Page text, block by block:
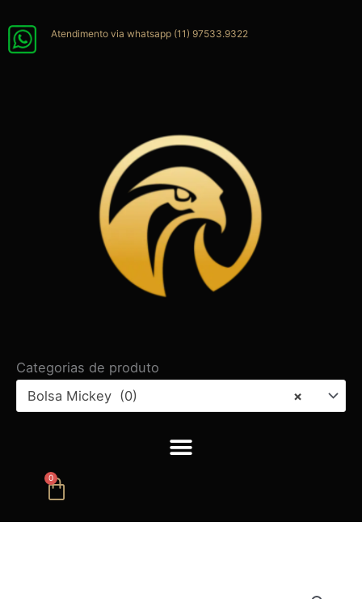
para
Atendimento via whatsapp (11) 97533.9322
Categorias de produto
×
Bolsa Mickey (0)
0
Carrinho